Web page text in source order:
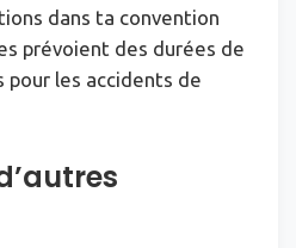
dans ta convention
prévoient des durées de
pour les accidents de